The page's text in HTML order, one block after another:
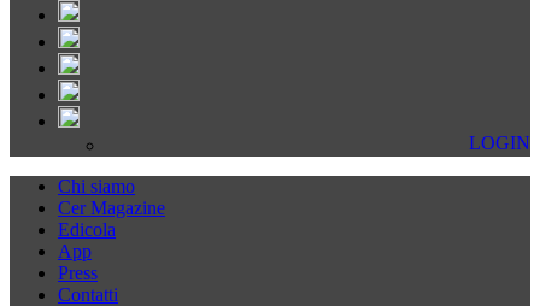
LOGIN
Chi siamo
Cer Magazine
Edicola
App
Press
Contatti